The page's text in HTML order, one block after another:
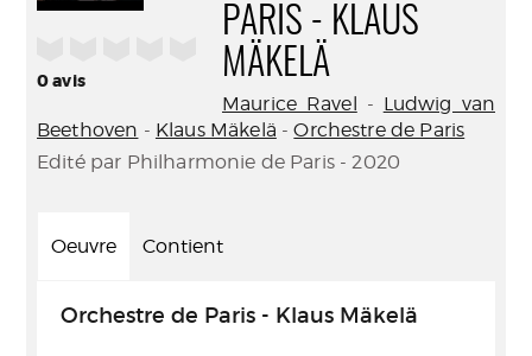
0avis
PARIS - KLAUS
MÄKELÄ
Maurice Ravel - Ludwig van
Beethoven - Klaus Mäkelä -Orchestre de Paris
Edité par Philharmonie de Paris - 2020
Oeuvre Contient
Orchestre de Paris - Klaus Mäkelä